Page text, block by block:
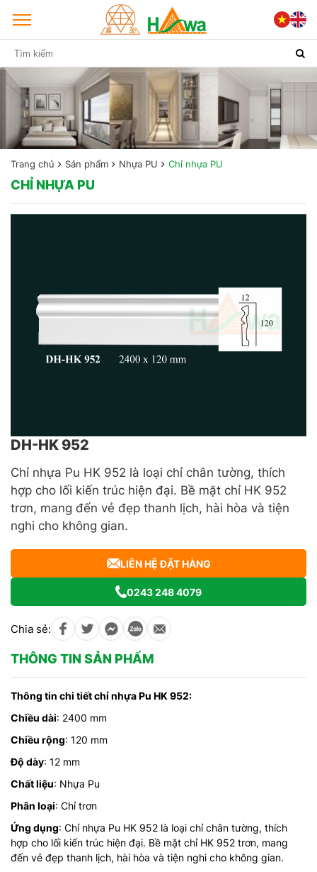
Trang chủ Sản phẩm Nhựa PU Chỉ nhựa PU
CHỈ NHỰA PU
DH-HK 952
Chỉ nhựa Pu HK 952 là loại chỉ chân tường, thích
hợp cho lối kiến trúc hiện đại. Bề mặt chỉ HK 952
trơn, mang đến vẻ đẹp thanh lịch, hài hòa và tiện
nghi cho không gian.
LIÊN HỆ ĐẶT HÀNG
0243 248 4079
Chia sẻ:
THÔNG TIN SẢN PHẨM
Thông tin chi tiết chỉ nhựa Pu HK 952:
Chiều dài: 2400 mm
Chiều rộng: 120 mm
Độ dày: 12 mm
Chất liệu: Nhựa Pu
Phân loại: Chỉ trơn
Ứng dụng: Chỉ nhựa Pu HK 952 là loại chỉ chân tường, thích
hợp cho lối kiến trúc hiện đại. Bề mặt chỉ HK 952 trơn, mang
đến vẻ đẹp thanh lịch, hài hòa và tiện nghi cho không gian.